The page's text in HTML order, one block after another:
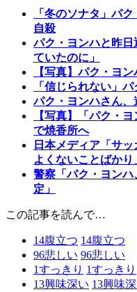
「冬のソナタ」パ
自殺
パク・ヨンハと昨
ていたのに」
【写真】パク・ヨ
「信じられない」
パク・ヨンハさん
【写真】「パク・
で焼香所へ
日本メディア「サ
よくないことばかり
警察「パク・ヨン
定」
この記事を読んで…
14腹立つ 14腹立つ
96悲しい 96悲しい
1すっきり 1すっきり
13興味深い 13興味